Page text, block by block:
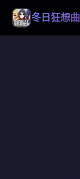
冬日狂想曲